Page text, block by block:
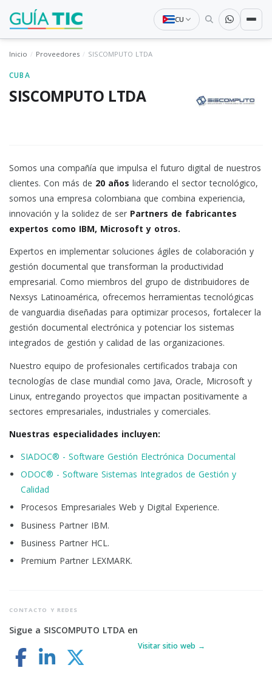
CU
Inicio Proveedores SISCOMPUTO LTDA
CUBA
SISCOMPUTO LTDA
Somos una compañía que impulsa el futuro digital de nuestros
clientes. Con más de 20 años liderando el sector tecnológico,
somos una empresa colombiana que combina experiencia,
innovación y la solidez de ser Partners de fabricantes
expertos como IBM, Microsoft y otros.
Expertos en implementar soluciones ágiles de colaboración y
gestión documental que transforman la productividad
empresarial. Como miembros del grupo de distribuidores de
Nexsys Latinoamérica, ofrecemos herramientas tecnológicas
de vanguardia diseñadas para optimizar procesos, fortalecer la
gestión documental electrónica y potenciar los sistemas
integrados de gestión y calidad de las organizaciones.
Nuestro equipo de profesionales certificados trabaja con
tecnologías de clase mundial como Java, Oracle, Microsoft y
Linux, entregando proyectos que impactan positivamente a
sectores empresariales, industriales y comerciales.
Nuestras especialidades incluyen:
SIADOC® - Software Gestión Electrónica Documental
ODOC® - Software Sistemas Integrados de Gestión y
Calidad
Procesos Empresariales Web y Digital Experience.
Business Partner IBM.
Business Partner HCL.
Premium Partner LEXMARK.
CONTACTO Y REDES
Sigue a SISCOMPUTO LTDA en
Visitar sitio web →